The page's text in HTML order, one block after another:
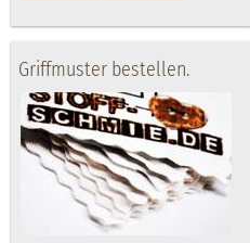
Griffmuster bestellen.